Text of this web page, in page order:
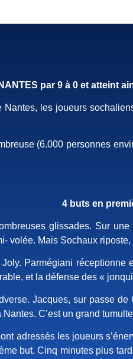
par 9 à 0 et atteint
Nantes, les joueurs
(6.000 personnes
4 buts en
glissades. Sur
volée. Mais Sochaux
Parmégiani
et la défense des «
Jacques, sur passe
C’est un grand
adressés les joueurs
but. Cinq minutes plus